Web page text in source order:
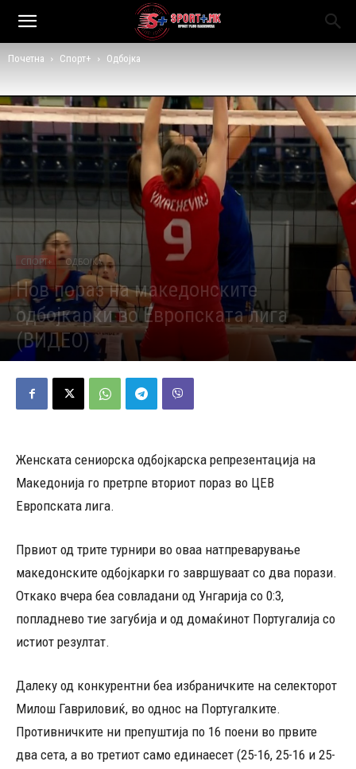
Почетна Спорт+ Одбојка
СПОРТ+ ОДБОЈКА
Нов пораз на македонските
одбојкарки во Европската лига
(ВИДЕО)
Објавено од Марио Петровски - 07/06/2026 363
Женската сениорска одбојкарска репрезентација на
Македонија го претрпе вториот пораз во ЦЕВ
Европската лига.
Првиот од трите турнири во оваа натпреварување
македонските одбојкарки го завршуваат со два порази.
Откако вчера беа совладани од Унгарија со 0:3,
попладнево тие загубија и од домаќинот Португалија со
истиот резултат.
Далеку од конкурентни беа избраничките на селекторот
Милош Гавриловиќ, во однос на Португалките.
Противничките ни препуштија по 16 поени во првите
два сета, а во третиот само единаесет (25-16, 25-16 и 25-